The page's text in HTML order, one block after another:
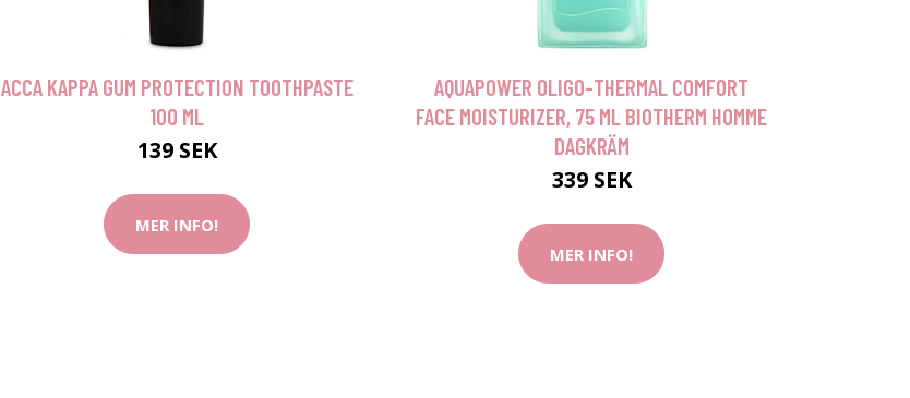
ACCA KAPPA GUM PROTECTION TOOTHPASTE
100 ML
139 SEK
MER INFO!
AQUAPOWER OLIGO-THERMAL COMFORT
FACE MOISTURIZER, 75 ML BIOTHERM HOMME
DAGKRÄM
339 SEK
MER INFO!